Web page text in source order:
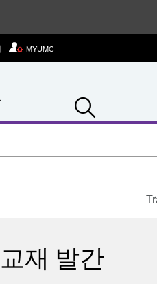
MYUMC
Search
재 발간